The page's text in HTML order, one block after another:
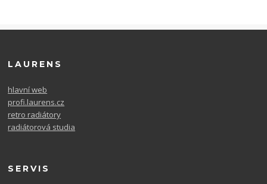
LAURENS
hlavní web
profi.laurens.cz
retro radiátory
radiátorová studia
SERVIS